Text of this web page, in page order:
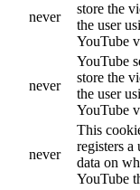
never
store the
the user
YouTube
never
YouTube
store the
the user
YouTube
never
This
registers a
data on
YouTube